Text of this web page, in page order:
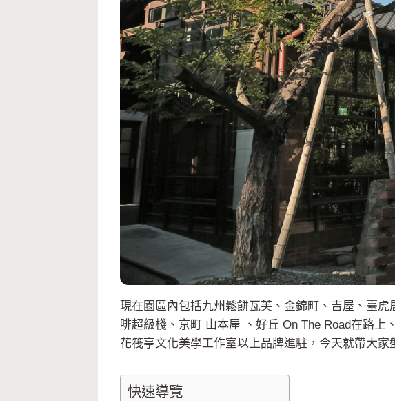
現在園區內包括九州鬆餅瓦芙、金錦町、吉屋、臺
啡超級棧、京町 山本屋 、好丘 On The Road在路上
花筏亭文化美學工作室以上品牌進駐，今天就帶大
快速導覽